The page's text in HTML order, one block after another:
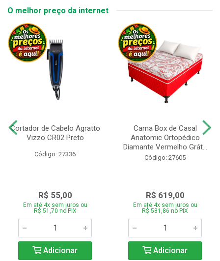
O melhor preço da internet
Cortador de Cabelo Agratto
Vizzo CR02 Preto
Código: 27336
R$ 55,00
Em até 4x sem juros ou
R$ 51,70 no PIX
Adicionar
Cama Box de Casal
Anatomic Ortopédico
Diamante Vermelho Grát...
Código: 27605
R$ 619,00
Em até 4x sem juros ou
R$ 581,86 no PIX
Adicionar